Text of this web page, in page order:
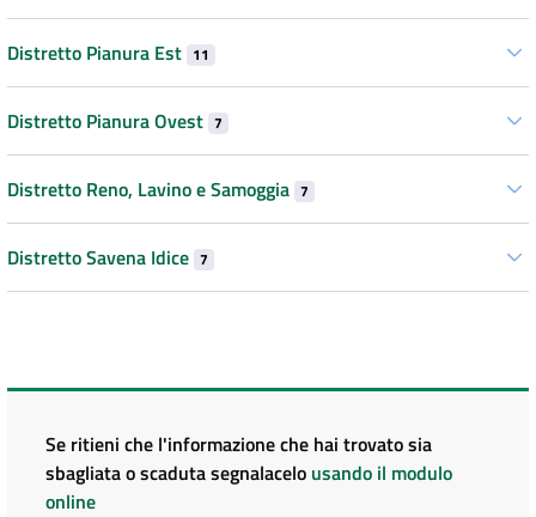
Distretto Pianura Est 11
Distretto Pianura Ovest 7
Distretto Reno, Lavino e Samoggia 7
Distretto Savena Idice 7
Se ritieni che l'informazione che hai trovato sia
sbagliata o scaduta segnalacelo usando il modulo
online